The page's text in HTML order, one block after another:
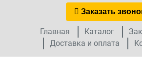
Заказать
Главная Каталог
Доставка и оплата